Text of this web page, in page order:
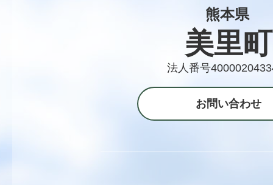
熊本県
美里町
法人番号
お問い合わせ